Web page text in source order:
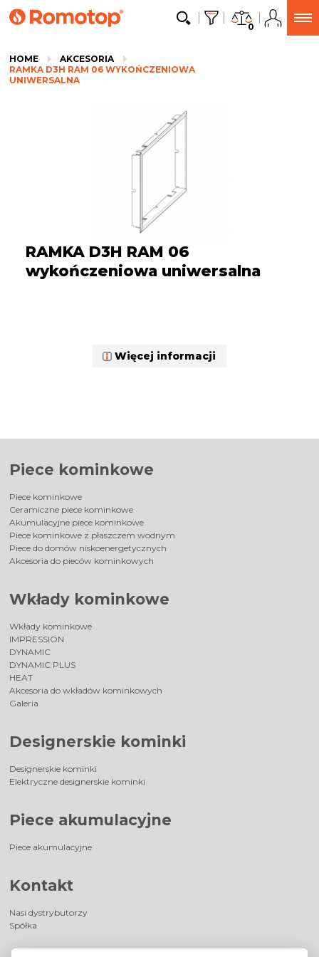
0
HOME
AKCESORIA
RAMKA D3H RAM 06 WYKOŃCZENIOWA
UNIWERSALNA
RAMKA D3H RAM 06
wykończeniowa uniwersalna
Więcej informacji
Piece kominkowe
Piece kominkowe
Ceramiczne piece kominkowe
Akumulacyjne piece kominkowe
Piece kominkowe z płaszczem wodnym
Piece do domów niskoenergetycznych
Akcesoria do pieców kominkowych
Wkłady kominkowe
Wkłady kominkowe
IMPRESSION
DYNAMIC
DYNAMIC PLUS
HEAT
Akcesoria do wkładów kominkowych
Galeria
Designerskie kominki
Designerskie kominki
Elektryczne designerskie kominki
Piece akumulacyjne
Piece akumulacyjne
Kontakt
Nasi dystrybutorzy
Spółka